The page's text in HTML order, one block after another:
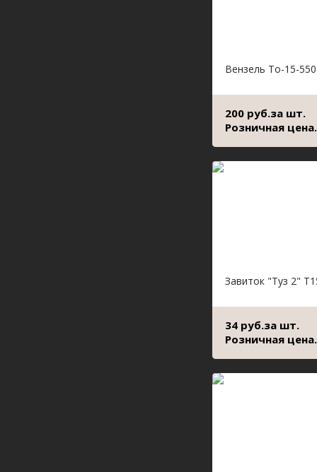
Вензель То-15-
200 руб.за шт.
Розничная цена.
Завиток "Туз 2"
34 руб.за шт.
Розничная цена.